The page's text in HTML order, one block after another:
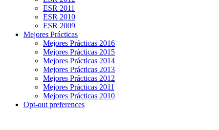
ESR 2011
ESR 2010
ESR 2009
Mejores Prácticas
Mejores Prácticas 2016
Mejores Prácticas 2015
Mejores Prácticas 2014
Mejores Prácticas 2013
Mejores Prácticas 2012
Mejores Prácticas 2011
Mejores Prácticas 2010
Opt-out preferences